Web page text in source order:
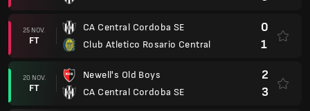
25 NOV.
FT
CA Central Cordoba SE
Club Atletico Rosario Central
0
1
20 NOV.
FT
Newell's Old Boys
CA Central Cordoba SE
2
3